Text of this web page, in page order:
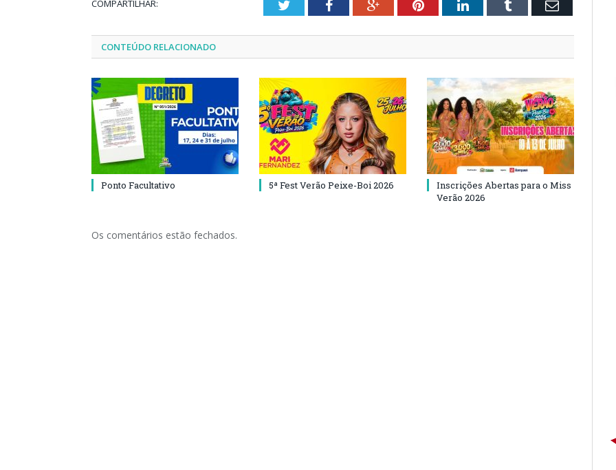
COMPARTILHAR: TwitterFacebookGoogle+PinterestLinkedInTumblr Email
CONTEÚDO RELACIONADO
Ponto Facultativo 5ª Fest Verão Peixe-Boi 2026
Inscrições Abertas para o Miss
Verão 2026
Os comentários estão fechados.